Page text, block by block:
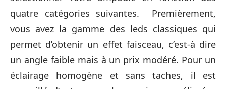
quatre catégories suivantes. Premièrement,
vous avez la gamme des leds classiques qui
permet d’obtenir un effet faisceau, c’est-à dire
un angle faible mais à un prix modéré. Pour un
éclairage homogène et sans taches, il est